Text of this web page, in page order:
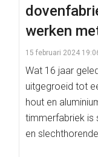
werken
15 februari 2024
Wat 16 jaar
uitgegroeid tot
hout en
timmerfabriek is
en